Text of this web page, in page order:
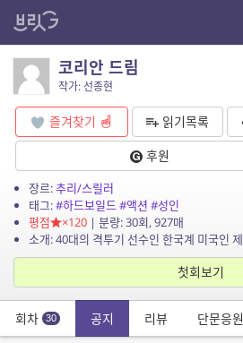
코리안 드림
작가: 선종현
즐겨찾기 읽기목록
후원
장르:추리/스릴러
태그:#하드보일드#액션 #성인
평점
×120| 분량: 30회, 927매
첫회보기
회차 30 공지 리뷰 단문응원